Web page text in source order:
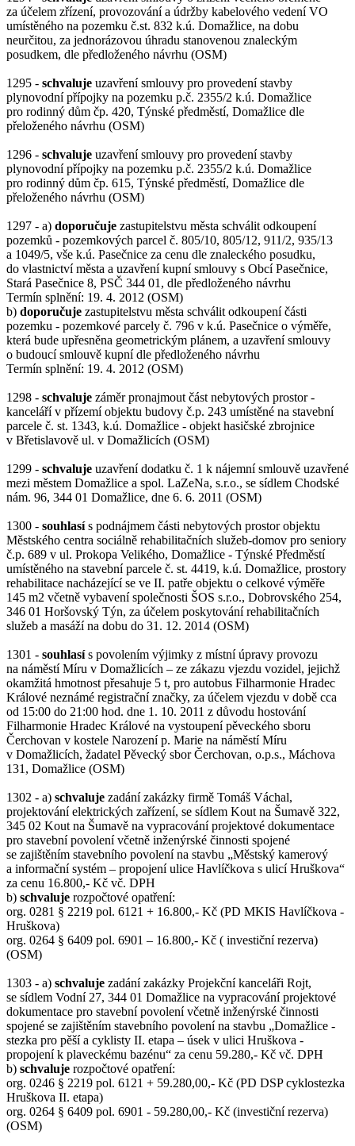
za účelem zřízení, provozování a údržby kabelového vedení VO
umístěného na pozemku č.st. 832 k.ú. Domažlice, na dobu
neurčitou, za jednorázovou úhradu stanovenou znaleckým
posudkem, dle předloženého návrhu (OSM)
1295 - schvaluje uzavření smlouvy pro provedení stavby
plynovodní přípojky na pozemku p.č. 2355/2 k.ú. Domažlice
pro rodinný dům čp. 420, Týnské předměstí, Domažlice dle
přeloženého návrhu (OSM)
1296 - schvaluje uzavření smlouvy pro provedení stavby
plynovodní přípojky na pozemku p.č. 2355/2 k.ú. Domažlice
pro rodinný dům čp. 615, Týnské předměstí, Domažlice dle
přeloženého návrhu (OSM)
1297 - a) doporučuje zastupitelstvu města schválit odkoupení
pozemků - pozemkových parcel č. 805/10, 805/12, 911/2, 935/13
a 1049/5, vše k.ú. Pasečnice za cenu dle znaleckého posudku,
do vlastnictví města a uzavření kupní smlouvy s Obcí Pasečnice,
Stará Pasečnice 8, PSČ 344 01, dle předloženého návrhu
Termín splnění: 19. 4. 2012 (OSM)
b) doporučuje zastupitelstvu města schválit odkoupení části
pozemku - pozemkové parcely č. 796 v k.ú. Pasečnice o výměře,
která bude upřesněna geometrickým plánem, a uzavření smlouvy
o budoucí smlouvě kupní dle předloženého návrhu
Termín splnění: 19. 4. 2012 (OSM)
1298 - schvaluje záměr pronajmout část nebytových prostor -
kanceláří v přízemí objektu budovy č.p. 243 umístěné na stavební
parcele č. st. 1343, k.ú. Domažlice - objekt hasičské zbrojnice
v Břetislavově ul. v Domažlicích (OSM)
1299 - schvaluje uzavření dodatku č. 1 k nájemní smlouvě uzavřené
mezi městem Domažlice a spol. LaZeNa, s.r.o., se sídlem Chodské
nám. 96, 344 01 Domažlice, dne 6. 6. 2011 (OSM)
1300 - souhlasís podnájmem části nebytových prostor objektu
Městského centra sociálně rehabilitačních služeb-domov pro seniory
č.p. 689 v ul. Prokopa Velikého, Domažlice - Týnské Předměstí
umístěného na stavební parcele č. st. 4419, k.ú. Domažlice, prostory
rehabilitace nacházející se ve II. patře objektu o celkové výměře
145 m2 včetně vybavení společnosti ŠOS s.r.o., Dobrovského 254,
346 01 Horšovský Týn, za účelem poskytování rehabilitačních
služeb a masáží na dobu do 31. 12. 2014 (OSM)
1301 - souhlasís povolením výjimky z místní úpravy provozu
na náměstí Míru v Domažlicích – ze zákazu vjezdu vozidel, jejichž
okamžitá hmotnost přesahuje 5 t, pro autobus Filharmonie Hradec
Králové neznámé registrační značky, za účelem vjezdu v době cca
od 15:00 do 21:00 hod. dne 1. 10. 2011 z důvodu hostování
Filharmonie Hradec Králové na vystoupení pěveckého sboru
Čerchovan v kostele Narození p. Marie na náměstí Míru
v Domažlicích, žadatel Pěvecký sbor Čerchovan, o.p.s., Máchova
131, Domažlice (OSM)
1302 - a) schvaluje zadání zakázky firmě Tomáš Váchal,
projektování elektrických zařízení, se sídlem Kout na Šumavě 322,
345 02 Kout na Šumavě na vypracování projektové dokumentace
pro stavební povolení včetně inženýrské činnosti spojené
se zajištěním stavebního povolení na stavbu „Městský kamerový
a informační systém – propojení ulice Havlíčkova s ulicí Hruškova“
za cenu 16.800,- Kč vč. DPH
b) schvaluje rozpočtové opatření:
org. 0281 § 2219 pol. 6121 + 16.800,- Kč (PD MKIS Havlíčkova -
Hruškova)
org. 0264 § 6409 pol. 6901 – 16.800,- Kč ( investiční rezerva)
(OSM)
1303 - a) schvaluje zadání zakázky Projekční kanceláři Rojt,
se sídlem Vodní 27, 344 01 Domažlice na vypracování projektové
dokumentace pro stavební povolení včetně inženýrské činnosti
spojené se zajištěním stavebního povolení na stavbu „Domažlice -
stezka pro pěší a cyklisty II. etapa – úsek v ulici Hruškova -
propojení k plaveckému bazénu“ za cenu 59.280,- Kč vč. DPH
b) schvaluje rozpočtové opatření:
org. 0246 § 2219 pol. 6121 + 59.280,00,- Kč (PD DSP cyklostezka
Hruškova II. etapa)
org. 0264 § 6409 pol. 6901 - 59.280,00,- Kč (investiční rezerva)
(OSM)